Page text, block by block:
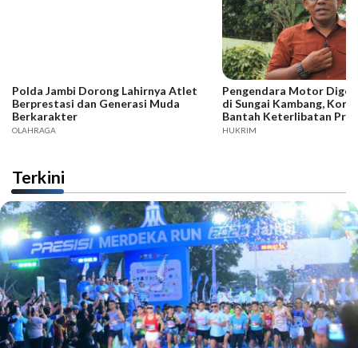
Polda Jambi Dorong Lahirnya Atlet
Berprestasi dan Generasi Muda
Berkarakter
OLAHRAGA
Pengendara Motor
di Sungai Kambang,
Bantah Keterlibatan
HUKRIM
Terkini